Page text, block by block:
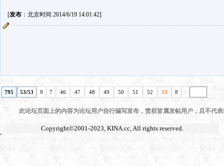
[发布：北京时间 2014/6/19 14:01:42]
795 53/53 9 7 46 47 48 49 50 51 52 53 8 :
此论坛页面上的内容为论坛用户自行编写发布，责权皆属发帖用户，且不代
Copyright©2001-2023, KINA.cc, All rights reserved.